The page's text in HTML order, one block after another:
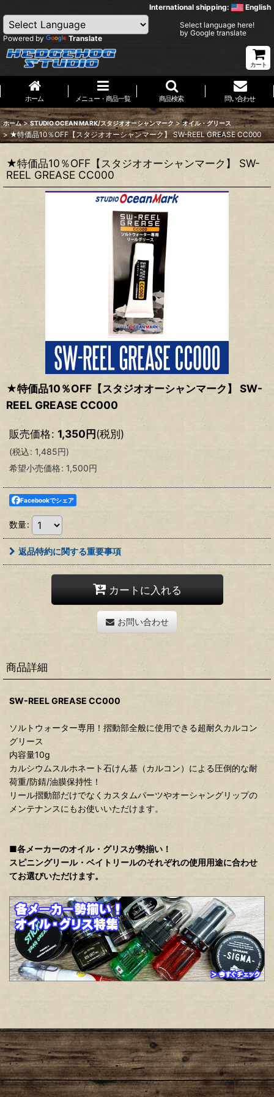
International shipping: English
Powered by Translate
Select language here!
by Google translate
カート
ホーム メニュー・商品一覧 商品検索 問い合わせ
ホーム > STUDIO OCEAN MARK/スタジオオーシャンマーク > オイル・グリース
> ★特価品10％OFF【スタジオオーシャンマーク】 SW-REEL GREASE CC000
★特価品10％OFF【スタジオオーシャンマーク】 SW-
REEL GREASE CC000
★特価品10％OFF【スタジオオーシャンマーク】 SW-
REEL GREASE CC000
販売価格: 1,350円(税別)
(税込: 1,485円)
希望小売価格: 1,500円
Facebookでシェア
数量:
返品特約に関する重要事項
カートに入れる
お問い合わせ
商品詳細
SW-REEL GREASE CC000
ソルトウォーター専用！摺動部全般に使用できる超耐久カルコン
グリース
内容量10g
カルシウムスルホネート石けん基（カルコン）による圧倒的な耐
荷重/防錆/油膜保持性！
リール摺動部だけでなくカスタムパーツやオーシャングリップの
メンテナンスにもお使いいただけます。
■各メーカーのオイル・グリスが勢揃い！
スピニングリール・ベイトリールのそれぞれの使用用途に合わせ
てお選びいただけます。